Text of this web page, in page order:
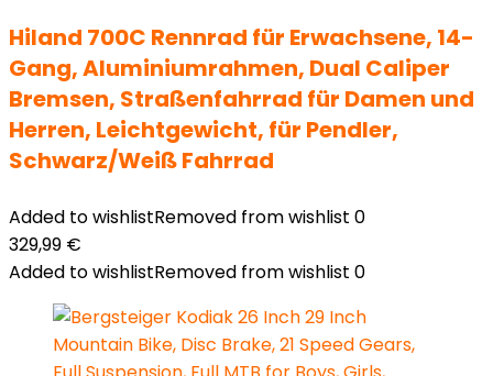
Hiland 700C Rennrad für Erwachsene, 14-
Gang, Aluminiumrahmen, Dual Caliper
Bremsen, Straßenfahrrad für Damen und
Herren, Leichtgewicht, für Pendler,
Schwarz/Weiß Fahrrad
Added to wishlistRemoved from wishlist 0
329,99 €
Added to wishlistRemoved from wishlist 0